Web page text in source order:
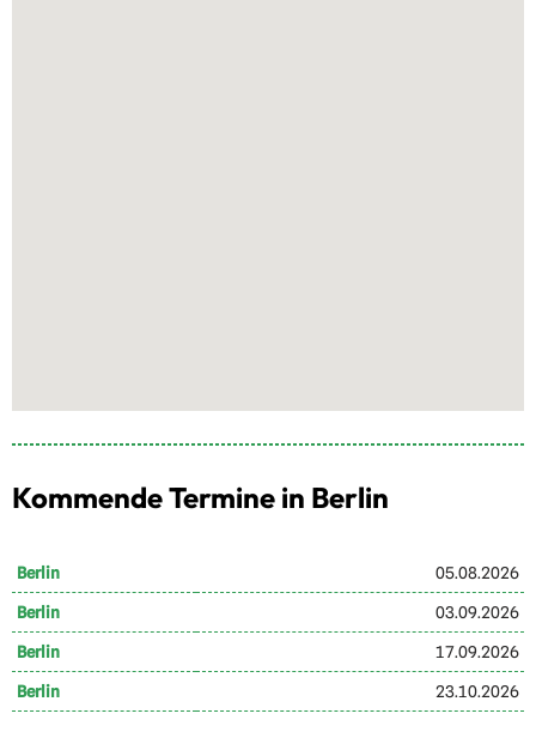
Kommende Termine in Berlin
Berlin 05.08.2026
Berlin 03.09.2026
Berlin 17.09.2026
Berlin 23.10.2026